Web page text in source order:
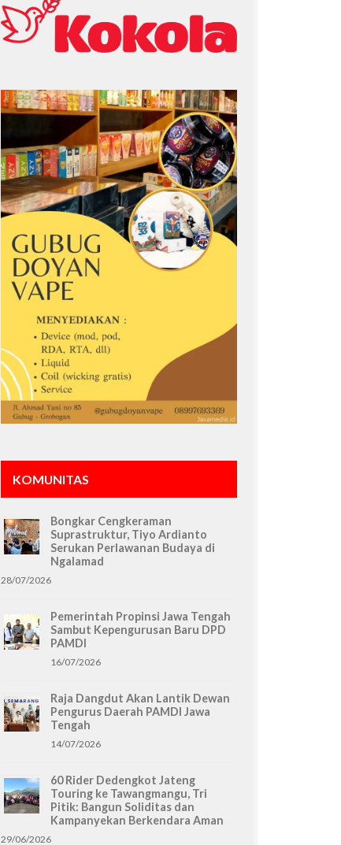
KOMUNITAS
Bongkar Cengkeraman
Suprastruktur, Tiyo Ardianto
Serukan Perlawanan Budaya di
Ngalamad
28/07/2026
Pemerintah Propinsi Jawa Tengah
Sambut Kepengurusan Baru DPD
PAMDI
16/07/2026
Raja Dangdut Akan Lantik Dewan
Pengurus Daerah PAMDI Jawa
Tengah
14/07/2026
60 Rider Dedengkot Jateng
Touring ke Tawangmangu, Tri
Pitik: Bangun Soliditas dan
Kampanyekan Berkendara Aman
29/06/2026